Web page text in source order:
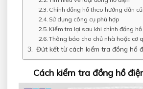
Chỉnh đồng hồ theo hướng dẫn
Sử dụng công cụ phù hợp
Kiểm tra lại sau khi chỉnh đồng hồ
Thông báo cho chủ nhà hoặc cơ
Đút kết từ cách kiểm tra đồng hồ
Cách kiểm tra đồng hồ